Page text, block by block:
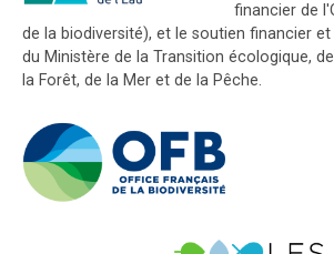
financier de
de la biodiversité), et le soutien financier
du Ministère de la Transition écologique,
la Forêt, de la Mer et de la Pêche.